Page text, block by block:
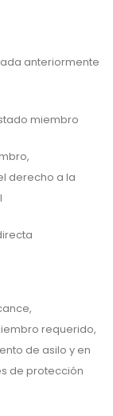
anteriormente
miembro
derecho a la
requerido,
de asilo y en
de protección